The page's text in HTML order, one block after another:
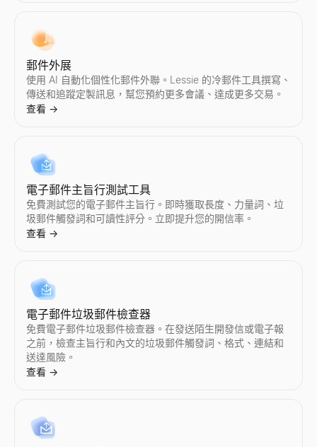
郵件外展
使用 AI 自動化個性化郵件外聯。Lessie 的冷郵件工具撰寫、
傳送和追蹤定製訊息，幫您預約更多會議、達成更多交易。
查看 →
電子郵件主旨行測試工具
免費測試您的電子郵件主旨行。即時獲取長度、力量詞、垃
圾郵件觸發詞和可讀性評分。立即提升您的開信率。
查看 →
電子郵件垃圾郵件檢查器
免費電子郵件垃圾郵件檢查器。在發送陌生開發信或電子報
之前，檢查主旨行和內文的垃圾郵件觸發詞、格式、連結和
送達風險。
查看 →